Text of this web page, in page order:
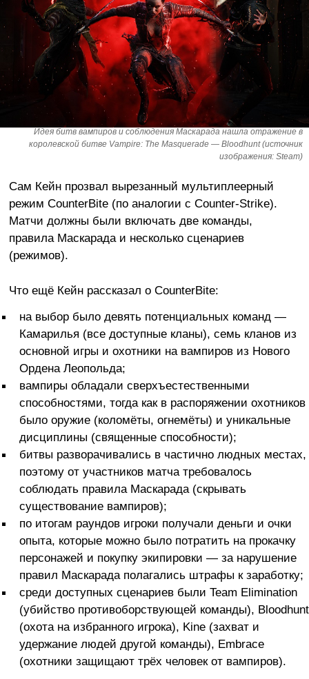
Идея битв вампиров и соблюдения Маскарада нашла отражение в
королевской битве Vampire: The Masquerade — Bloodhunt (источник
изображения: Steam)
Сам Кейн прозвал вырезанный мультиплеерный
режим CounterBite (по аналогии с Counter-Strike).
Матчи должны были включать две команды,
правила Маскарада и несколько сценариев
(режимов).
Что ещё Кейн рассказал о CounterBite:
на выбор было девять потенциальных команд —
Камарилья (все доступные кланы), семь кланов из
основной игры и охотники на вампиров из Нового
Ордена Леопольда;
вампиры обладали сверхъестественными
способностями, тогда как в распоряжении охотников
было оружие (коломёты, огнемёты) и уникальные
дисциплины (священные способности);
битвы разворачивались в частично людных местах,
поэтому от участников матча требовалось
соблюдать правила Маскарада (скрывать
существование вампиров);
по итогам раундов игроки получали деньги и очки
опыта, которые можно было потратить на прокачку
персонажей и покупку экипировки — за нарушение
правил Маскарада полагались штрафы к заработку;
среди доступных сценариев были Team Elimination
(убийство противоборствующей команды), Bloodhunt
(охота на избранного игрока), Kine (захват и
удержание людей другой команды), Embrace
(охотники защищают трёх человек от вампиров).